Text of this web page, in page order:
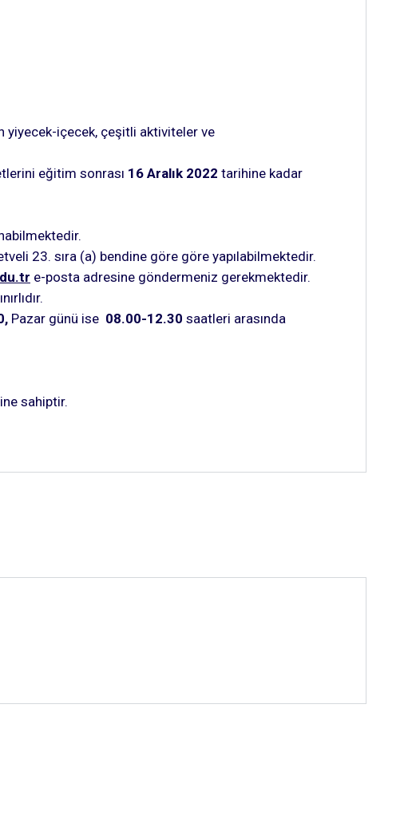
yiyecek-içecek, çeşitli aktiviteler ve
eğitim sonrası 16 Aralık 2022 tarihine kadar
23. sıra (a) bendine göre göre yapılabilmektedir.
e-posta adresine göndermeniz gerekmektedir.
Pazar günü ise 08.00-12.30 saatleri arasında
sahiptir.